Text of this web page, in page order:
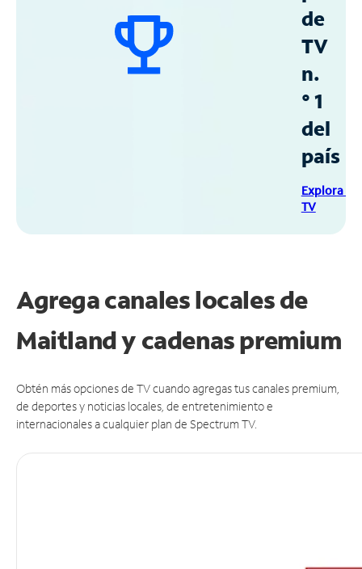
de
TV
n.
° 1
del
país
Explora
TV
Agrega canales locales de
Maitland y cadenas premium
Obtén más opciones de TV cuando agregas tus canales premium,
de deportes y noticias locales, de entretenimiento e
internacionales a cualquier plan de Spectrum TV.